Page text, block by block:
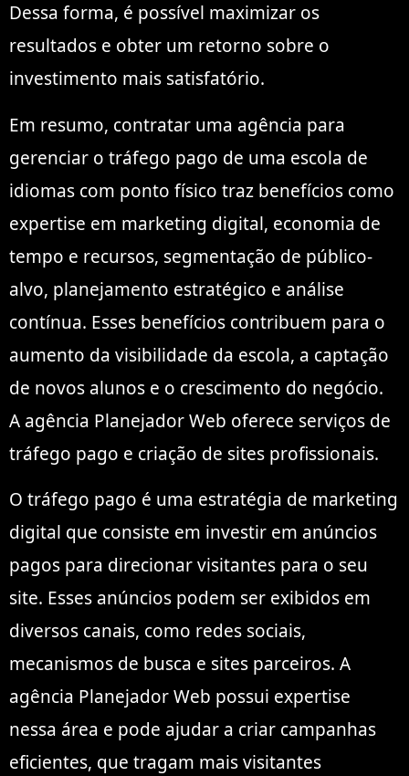
Dessa forma, é possível maximizar os
resultados e obter um retorno sobre o
investimento mais satisfatório.
Em resumo, contratar uma agência para
gerenciar o tráfego pago de uma escola de
idiomas com ponto físico traz benefícios como
expertise em marketing digital, economia de
tempo e recursos, segmentação de público-
alvo, planejamento estratégico e análise
contínua. Esses benefícios contribuem para o
aumento da visibilidade da escola, a captação
de novos alunos e o crescimento do negócio.
A agência Planejador Web oferece serviços de
tráfego pago e criação de sites profissionais.
O tráfego pago é uma estratégia de marketing
digital que consiste em investir em anúncios
pagos para direcionar visitantes para o seu
site. Esses anúncios podem ser exibidos em
diversos canais, como redes sociais,
mecanismos de busca e sites parceiros. A
agência Planejador Web possui expertise
nessa área e pode ajudar a criar campanhas
eficientes, que tragam mais visitantes